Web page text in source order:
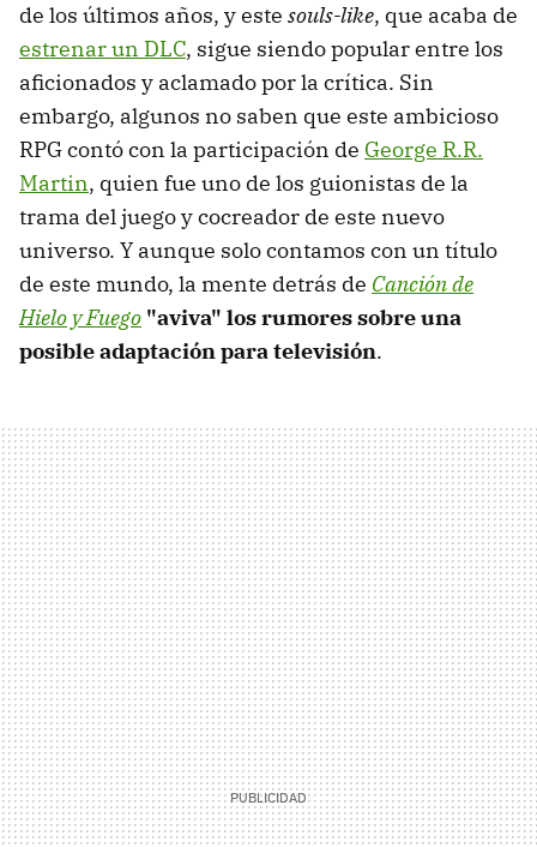
de los últimos años, y este souls-like, que acaba de
estrenar un DLC, sigue siendo popular entre los
aficionados y aclamado por la crítica. Sin
embargo, algunos no saben que este ambicioso
RPG contó con la participación de George R.R.
Martin, quien fue uno de los guionistas de la
trama del juego y cocreador de este nuevo
universo. Y aunque solo contamos con un título
de este mundo, la mente detrás de Canción de
Hielo y Fuego "aviva" los rumores sobre una
posible adaptación para televisión.